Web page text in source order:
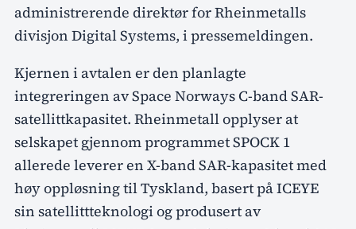
administrerende direktør for Rheinmetalls
divisjon Digital Systems, i pressemeldingen.
Kjernen i avtalen er den planlagte
integreringen av Space Norways C-band SAR-
satellittkapasitet. Rheinmetall opplyser at
selskapet gjennom programmet SPOCK 1
allerede leverer en X-band SAR-kapasitet med
høy oppløsning til Tyskland, basert på ICEYE
sin satellittteknologi og produsert av